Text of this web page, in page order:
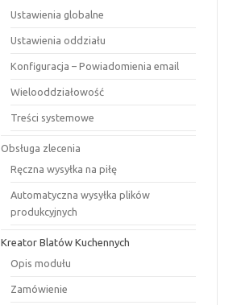
Ustawienia globalne
Ustawienia oddziału
Konfiguracja – Powiadomienia email
Wielooddziałowość
Treści systemowe
Obsługa zlecenia
Ręczna wysyłka na piłę
Automatyczna wysyłka plików
produkcyjnych
Kreator Blatów Kuchennych
Opis modułu
Zamówienie